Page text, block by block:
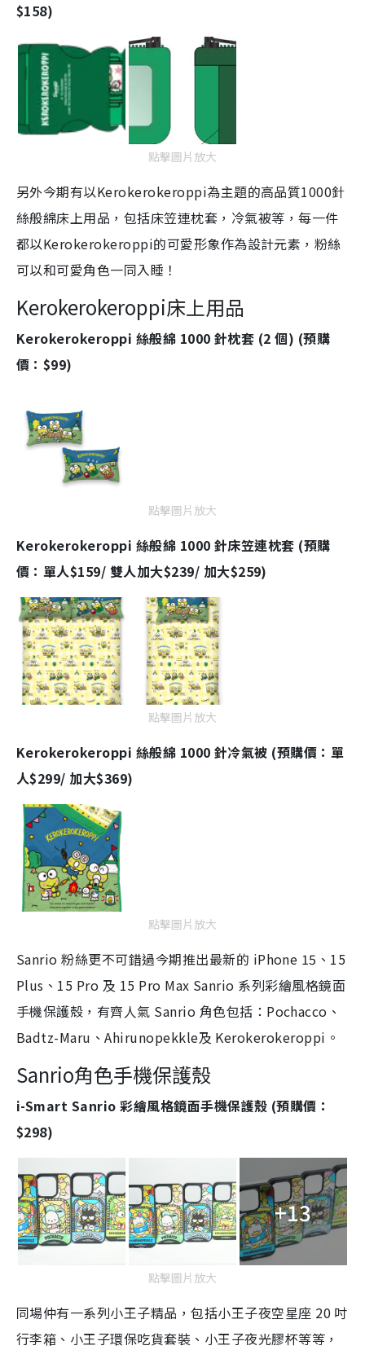
$158)
點擊圖片放大
另外今期有以Kerokerokeroppi為主題的高品質1000針
絲般綿床上用品，包括床笠連枕套，冷氣被等，每一件
都以Kerokerokeroppi的可愛形象作為設計元素，粉絲
可以和可愛角色一同入睡！
Kerokerokeroppi床上用品
Kerokerokeroppi 絲般綿 1000 針枕套 (2 個) (預購
價：$99)
點擊圖片放大
Kerokerokeroppi 絲般綿 1000 針床笠連枕套 (預購
價：單人$159/ 雙人加大$239/ 加大$259)
點擊圖片放大
Kerokerokeroppi 絲般綿 1000 針冷氣被 (預購價：單
人$299/ 加大$369)
點擊圖片放大
Sanrio 粉絲更不可錯過今期推出最新的 iPhone 15、15
Plus、15 Pro 及 15 Pro Max Sanrio 系列彩繪風格鏡面
手機保護殼，有齊人氣 Sanrio 角色包括：Pochacco、
Badtz-Maru、Ahirunopekkle及 Kerokerokeroppi。
Sanrio角色手機保護殼
i-Smart Sanrio 彩繪風格鏡面手機保護殼 (預購價：
$298)
+13
點擊圖片放大
同場仲有一系列小王子精品，包括小王子夜空星座 20 吋
行李箱、小王子環保吃貨套裝、小王子夜光膠杯等等，